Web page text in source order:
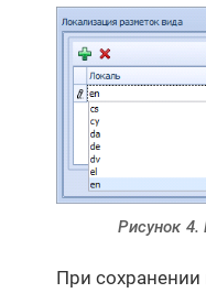
Рисунок
При